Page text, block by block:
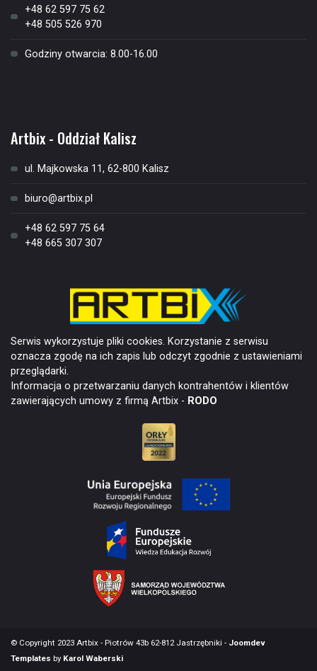
+48 62 597 75 62
+48 505 526 970
Godziny otwarcia: 8.00-16.00
Artbix - Oddział Kalisz
ul. Majkowska 11, 62-800 Kalisz
biuro@artbix.pl
+48 62 597 75 64
+48 665 307 307
Serwis wykorzystuje pliki cookies. Korzystanie z serwisu
oznacza zgodę na ich zapis lub odczyt zgodnie z ustawieniami
przeglądarki.
Informacja o przetwarzaniu danych kontrahentów i klientów
zawierających umowy z firmą Artbix - RODO
© Copyright 2023 Artbix - Piotrów 43b 62-812 Jastrzębniki - Joomdev
Templates by Karol Waberski